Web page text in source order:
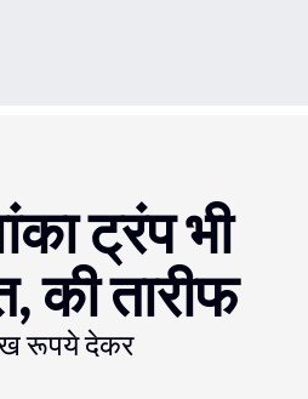
ट्रंप भी
की तारीफ
रूपये देकर